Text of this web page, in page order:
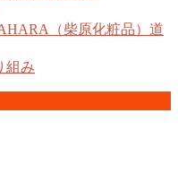
（柴原化粧品）道
組み